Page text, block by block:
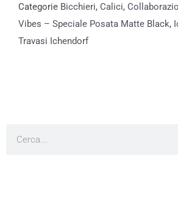
Categorie Bicchieri, Calici,
Vibes – Speciale Posata Matte Black,
Travasi Ichendorf
Cerca